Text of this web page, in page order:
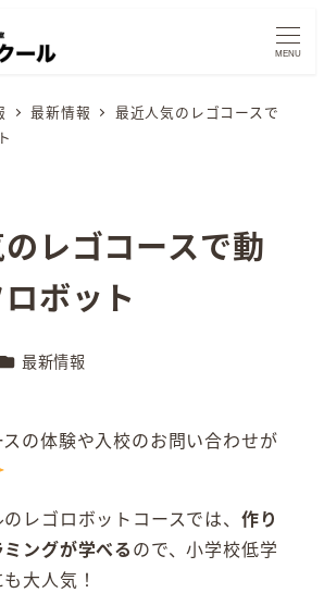
MENU
最新情報
最近人気のレゴコースで
レゴコースで動
ボット
テゴリー
最新情報
の体験や入校のお問い合わせが
レゴロボットコースでは、 作り
ングが学べるので、小学校低学
大人気！